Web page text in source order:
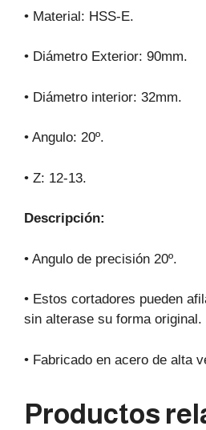
• Material: HSS-E.
• Diámetro Exterior: 90mm.
• Diámetro interior: 32mm.
• Angulo: 20º.
• Z: 12-13.
Descripción:
• Angulo de precisión 20º.
• Estos cortadores pueden
sin alterase su forma original.
• Fabricado en acero de alta
Productos